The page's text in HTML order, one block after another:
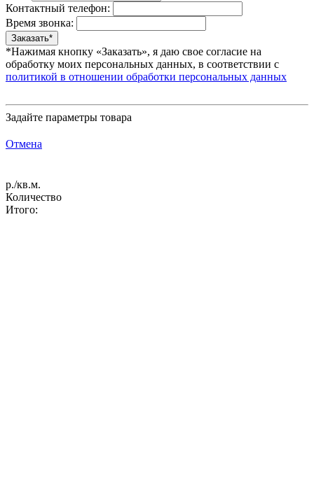
Контактный телефон:
Время звонка:
*Нажимая кнопку «Заказать», я даю свое согласие на
обработку моих персональных данных, в соответствии с
политикой в отношении обработки персональных данных
Задайте параметры товара
Отмена
р./кв.м.
Количество
Итого: